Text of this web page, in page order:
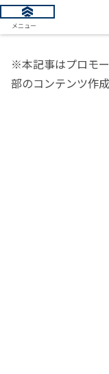
※本記事はプロモ
部のコンテンツ作
メニュー